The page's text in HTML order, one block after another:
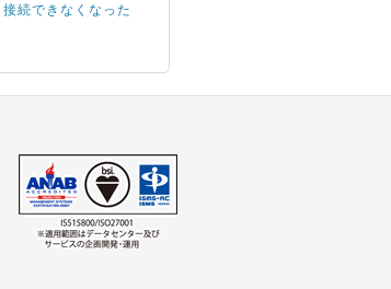
続できなくなった